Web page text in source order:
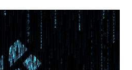
no Auto ) Set AHCI Mode ->
-> Enabled Boot: Secure Boot ->
-> UEFI and CSM OS (Essa
Win e Linux) Boot > Boot Priority